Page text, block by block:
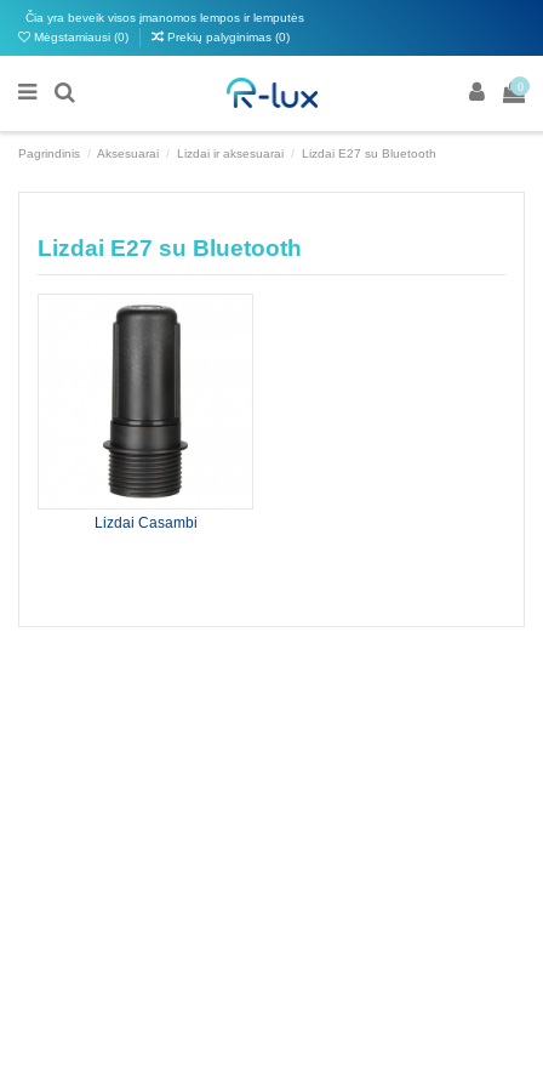
Čia yra beveik visos įmanomos lempos ir lemputės
Mėgstamiausi (0) Prekių palyginimas (0)
0
Pagrindinis Aksesuarai Lizdai ir aksesuarai Lizdai E27 su Bluetooth
Lizdai E27 su Bluetooth
Lizdai Casambi